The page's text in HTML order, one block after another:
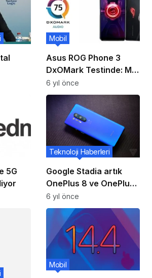
Asus ROG Phone 3
DxOMark Testinde: Mi
10 Pro Rakibi
Mobil
6 yıl önce
5G
Google Stadia artık
OnePlus 8 ve OnePlus
8 Pro’da çalışıyor
Teknoloji Haberleri
6 yıl önce
Mobil